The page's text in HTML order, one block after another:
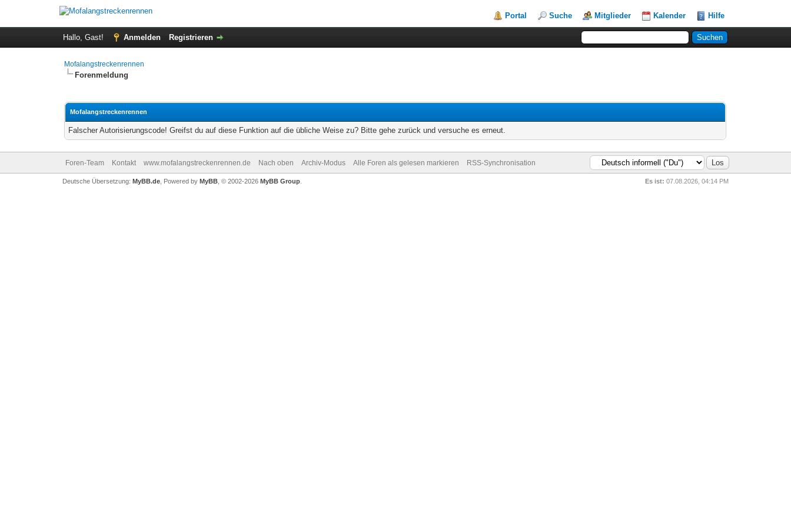
Portal Suche Mitglieder Kalender Hilfe
Hallo, Gast! Anmelden Registrieren
Mofalangstreckenrennen
Forenmeldung
Mofalangstreckenrennen
Falscher Autorisierungscode! Greifst du auf diese Funktion auf die übliche Weise zu? Bitte gehe zurück und versuche es erneut.
Foren-Team Kontakt www.mofalangstreckenrennen.de Nach oben Archiv-Modus Alle Foren als gelesen markieren RSS-Synchronisation
Es ist: 07.08.2026, 04:14 PM
Deutsche Übersetzung: MyBB.de, Powered by MyBB, © 2002-2026 MyBB Group.